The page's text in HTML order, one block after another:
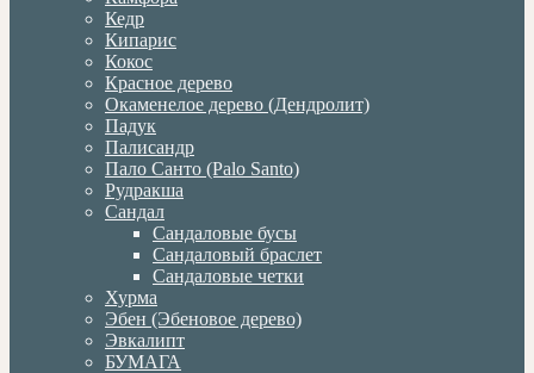
Кедр
Кипарис
Кокос
Красное дерево
Окаменелое дерево (Дендролит)
Падук
Палисандр
Пало Санто (Palo Santo)
Рудракша
Сандал
Сандаловые бусы
Сандаловый браслет
Сандаловые четки
Хурма
Эбен (Эбеновое дерево)
Эвкалипт
БУМАГА